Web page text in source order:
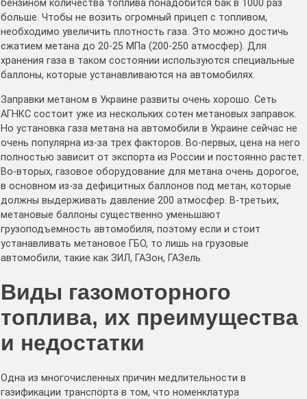
бензином количества топлива понадобится бак в 1000 раз
больше. Чтобы не возить огромный прицеп с топливом,
необходимо увеличить плотность газа. Это можно достичь
сжатием метана до 20-25 МПа (200-250 атмосфер). Для
хранения газа в таком состоянии используются специальные
баллоны, которые устанавливаются на автомобилях.
Заправки метаном в Украине развиты очень хорошо. Сеть
АГНКС состоит уже из нескольких сотен метановых заправок.
Но установка газа метана на автомобили в Украине сейчас не
очень популярна из-за трех факторов. Во-первых, цена на него
полностью зависит от экспорта из России и постоянно растет.
Во-вторых, газовое оборудование для метана очень дорогое,
в основном из-за дефицитных баллонов под метан, которые
должны выдерживать давление 200 атмосфер. В-третьих,
метановые баллоны существенно уменьшают
грузоподъемность автомобиля, поэтому если и стоит
устанавливать метановое ГБО, то лишь на грузовые
автомобили, такие как ЗИЛ, ГАЗон, ГАЗель.
Виды газомоторного
топлива, их преимущества
и недостатки
Одна из многочисленных причин медлительности в
газификации транспорта в том, что номенклатура